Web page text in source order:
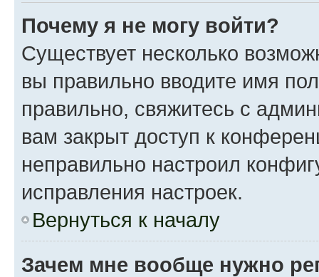
Почему я не могу войти?
Существует несколько
вы правильно вводите имя
правильно, свяжитесь с
вам закрыт доступ к
неправильно настроил
исправления настроек.
Вернуться к началу
Зачем мне вообще нужно